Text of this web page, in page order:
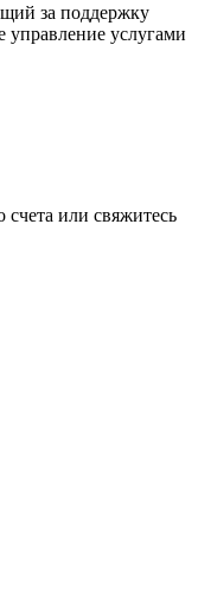
за поддержку
управление услугами
счета или свяжитесь